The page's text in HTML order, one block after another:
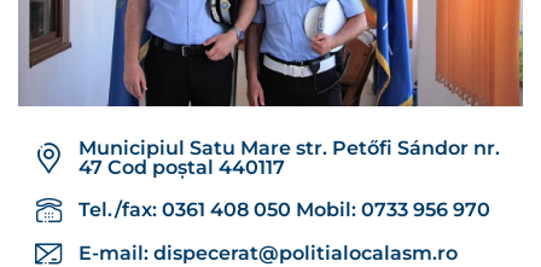
Municipiul Satu Mare str. Petőfi Sándor nr.
47 Cod poștal 440117
Tel./fax: 0361 408 050 Mobil: 0733 956 970
E-mail: dispecerat@politialocalasm.ro